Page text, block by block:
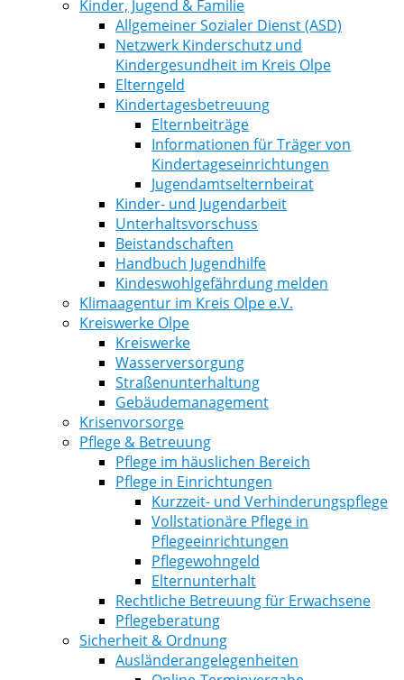
Kinder, Jugend & Familie
Allgemeiner Sozialer Dienst (ASD)
Netzwerk Kinderschutz und
Kindergesundheit im Kreis Olpe
Elterngeld
Kindertagesbetreuung
Elternbeiträge
Informationen für Träger von
Kindertageseinrichtungen
Jugendamtselternbeirat
Kinder- und Jugendarbeit
Unterhaltsvorschuss
Beistandschaften
Handbuch Jugendhilfe
Kindeswohlgefährdung melden
Klimaagentur im Kreis Olpe e.V.
Kreiswerke Olpe
Kreiswerke
Wasserversorgung
Straßenunterhaltung
Gebäudemanagement
Krisenvorsorge
Pflege & Betreuung
Pflege im häuslichen Bereich
Pflege in Einrichtungen
Kurzzeit- und Verhinderungspflege
Vollstationäre Pflege in
Pflegeeinrichtungen
Pflegewohngeld
Elternunterhalt
Rechtliche Betreuung für Erwachsene
Pflegeberatung
Sicherheit & Ordnung
Ausländerangelegenheiten